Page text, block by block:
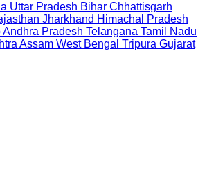
Uttar Pradesh Bihar Chhattisgarh
Jharkhand Himachal Pradesh
Andhra Pradesh Telangana Tamil Nadu
Assam West Bengal Tripura Gujarat